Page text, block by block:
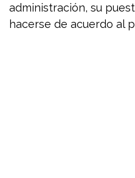
administración, su
hacerse de acuerdo al